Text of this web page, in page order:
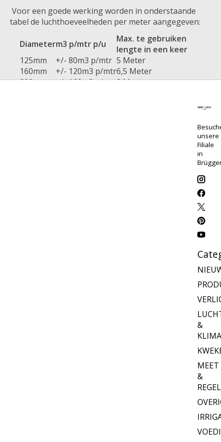
Voor een goede werking worden in onderstaande
tabel de luchthoeveelheden per meter aangegeven:
Diameterm3 p/mtr p/u
Max. te gebruiken
lengte in een keer
125mm
+/- 80m3 p/mtr 5 Meter
160mm
+/- 120m3 p/mtr6,5 Meter
200mm
+/- 160m3 p/mtr8 Meter
unsere
Filiale
in
&
MEET
&